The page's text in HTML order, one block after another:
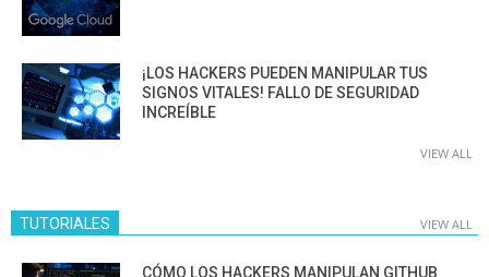
¡LOS HACKERS PUEDEN MANIPULAR TUS
SIGNOS VITALES! FALLO DE SEGURIDAD
INCREÍBLE
VIEW ALL
TUTORIALES VIEW ALL
CÓMO LOS HACKERS MANIPULAN GITHUB